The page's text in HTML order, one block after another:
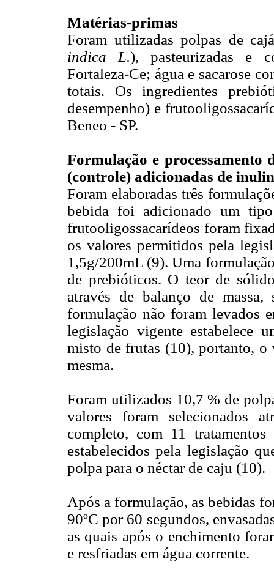
Matérias-primas
Foram utilizadas polpas de
indica L.), pasteurizadas e
Fortaleza-Ce; água e sacarose
totais. Os ingredientes
desempenho) e
Beneo - SP.
Formulação e processamento
(controle) adicionadas de
Foram elaboradas três
bebida foi adicionado um
frutooligossacarídeos foram
os valores permitidos pela
1,5g/200mL (9). Uma
de prebióticos. O teor de
através de balanço de
formulação não foram levados
legislação vigente estabelece
misto de frutas (10), portanto, o
mesma.
Foram utilizados 10,7 % de
valores foram selecionados
completo, com 11
estabelecidos pela legislação
polpa para o néctar de caju (10).
Após a formulação, as bebidas
90ºC por 60 segundos,
as quais após o enchimento
e resfriadas em água corrente.